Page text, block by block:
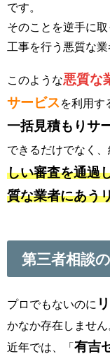
です。
そのことを逆手に
工事を行う悪質な
このような悪質な
サービス を利用す
一括見積もりサ
できるだけでなく
しい審査を通過
質な業者にあう
第三者相談
プロでもないのに
かなか存在しません
近年では、「 有吉